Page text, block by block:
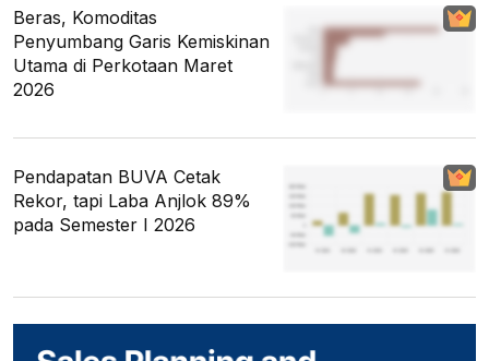
Beras, Komoditas
Penyumbang Garis Kemiskinan
Utama di Perkotaan Maret
2026
Pendapatan BUVA Cetak
Rekor, tapi Laba Anjlok 89%
pada Semester I 2026